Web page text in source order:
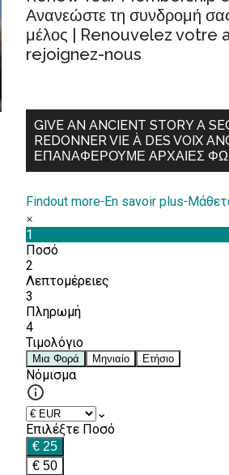
Ανανεώστε τη συνδρομή σας
μέλος | Renouvelez votre
rejoignez-nous
GIVE AN ANCIENT STORY A
REDONNER VIE À DES VOIX
ΕΠΑΝΑΦΈΡΟΥΜΕ ΑΡΧΑΊΕΣ
Findout more-En savoir plus-